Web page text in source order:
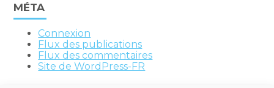
MÉTA
Connexion
Flux des publications
Flux des commentaires
Site de WordPress-FR